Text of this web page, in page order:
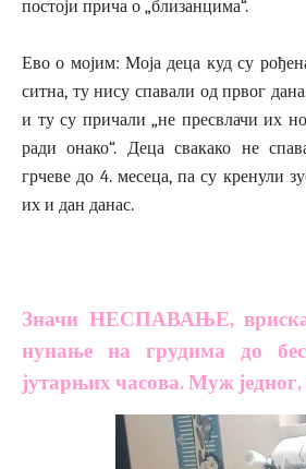
постоји прича о „близанцима“.
Ево о мојим: Моја деца куд су
ситна, ту нису спавали од првог
и ту су причали „не пресвлачи их
ради онако“. Деца свакако не
грчеве до 4. месеца, па су кренули
их и дан данас.
Значи НЕСПАВАЊЕ,
нунање на грудима до
јутарњих часова. Муж једног,